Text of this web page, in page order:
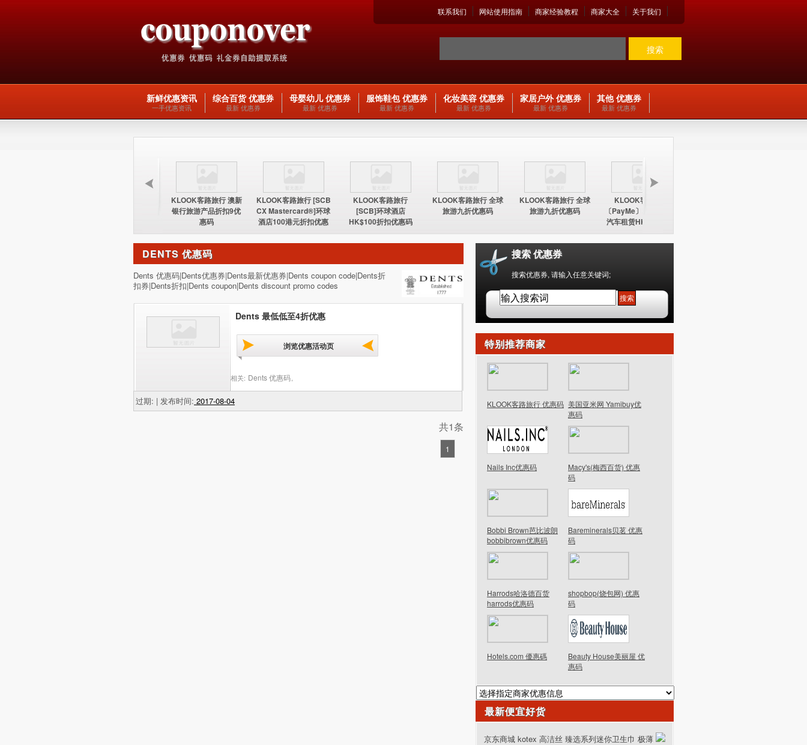
关于我们
商家大全
商家经验教程
网站使用指南
联系我们
搜索
新鲜优惠资讯
一手优惠资讯
综合百货 优惠券
最新 优惠券
母婴幼儿 优惠券
最新 优惠券
服饰鞋包 优惠券
最新 优惠券
化妆美容 优惠券
最新 优惠券
家居户外 优惠券
最新 优惠券
其他 优惠券
最新 优惠券
KLOOK客路旅行 澳新
银行旅游产品折扣9优
惠码
KLOOK客路旅行 [SCB
CX Mastercard®]环球
酒店100港元折扣优惠
码
KLOOK客路旅行
[SCB]环球酒店
HK$100折扣优惠码
KLOOK客路旅行 全球
旅游九折优惠码
KLOOK客路旅行 全球
旅游九折优惠码
KLOOK客路旅行
〔PayMe〕环球酒店及
汽车租赁HK$100折扣
优惠码
DENTS 优惠码
Dents 优惠码|Dents优惠券|Dents最新优惠券|Dents coupon code|Dents折
扣券|Dents折扣|Dents coupon|Dents discount promo codes
Dents 最低低至4折优惠
浏览优惠活动页
相关: Dents 优惠码
过期: | 发布时间: 2017-08-04
共1条
1
搜索 优惠券
搜索优惠券, 请输入任意关键词;
特别推荐商家
KLOOK客路旅行 优惠码 美国亚米网 Yamibuy优
惠码
Nails Inc优惠码
Macy's(梅西百货) 优惠
码
Bobbi Brown芭比波朗
bobbibrown优惠码
Bareminerals贝茗 优惠
码
Harrods哈洛德百货
harrods优惠码
shopbop(烧包网) 优惠
码
Hotels.com 優惠碼
Beauty House美丽屋 优
惠码
最新便宜好货
京东商城 kotex 高洁丝 臻选系列迷你卫生巾 极薄